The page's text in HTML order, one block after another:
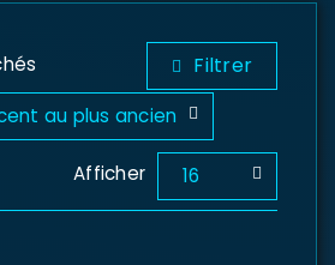
Filtrer
au plus ancien
Afficher 16